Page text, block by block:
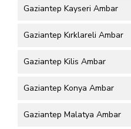
Gaziantep Kayseri Ambar
Gaziantep Kırklareli Ambar
Gaziantep Kilis Ambar
Gaziantep Konya Ambar
Gaziantep Malatya Ambar